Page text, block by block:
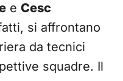
e Cesc
si affrontano
da tecnici
squadre. Il